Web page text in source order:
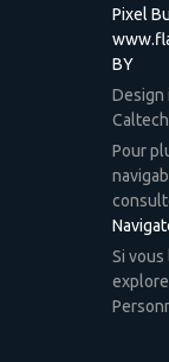
Pixel
BY
Design
Pour
Si